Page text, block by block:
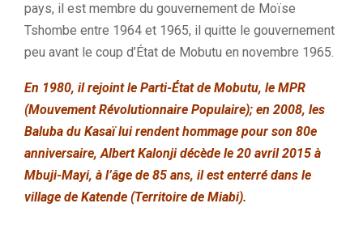
pays, il est membre du gouvernement de Moïse
Tshombe entre 1964 et 1965, il quitte le gouvernement
peu avant le coup d’État de Mobutu en novembre 1965.
En 1980, il rejoint le Parti-État de Mobutu, le MPR
(Mouvement Révolutionnaire Populaire); en 2008, les
Baluba du Kasaï lui rendent hommage pour son 80e
anniversaire, Albert Kalonji décède le 20 avril 2015 à
Mbuji-Mayi, à l’âge de 85 ans, il est enterré dans le
village de Katende (Territoire de Miabi).